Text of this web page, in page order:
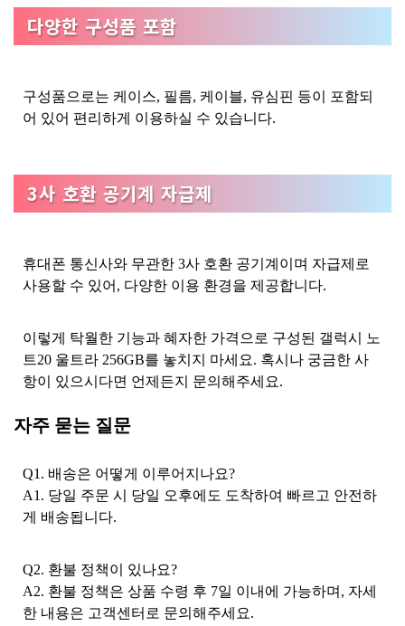
다양한 구성품 포함
구성품으로는 케이스, 필름, 케이블, 유심핀 등이 포함되
어 있어 편리하게 이용하실 수 있습니다.
3사 호환 공기계 자급제
휴대폰 통신사와 무관한 3사 호환 공기계이며 자급제로
사용할 수 있어, 다양한 이용 환경을 제공합니다.
이렇게 탁월한 기능과 혜자한 가격으로 구성된 갤럭시 노
트20 울트라 256GB를 놓치지 마세요. 혹시나 궁금한 사
항이 있으시다면 언제든지 문의해주세요.
자주 묻는 질문
Q1. 배송은 어떻게 이루어지나요?
A1. 당일 주문 시 당일 오후에도 도착하여 빠르고 안전하
게 배송됩니다.
Q2. 환불 정책이 있나요?
A2. 환불 정책은 상품 수령 후 7일 이내에 가능하며, 자세
한 내용은 고객센터로 문의해주세요.